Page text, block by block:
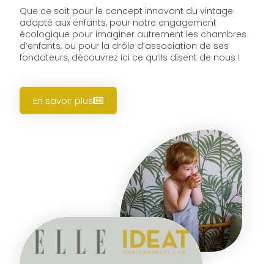
Que ce soit pour le concept innovant du vintage
adapté aux enfants, pour notre engagement
écologique pour imaginer autrement les chambres
d’enfants, ou pour la drôle d’association de ses
fondateurs, découvrez ici ce qu’ils disent de nous !
En savoir plus